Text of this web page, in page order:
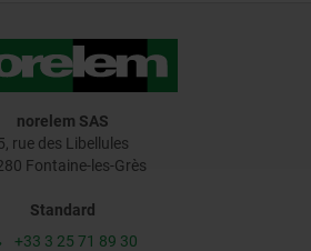
norelem SAS
rue des Libellules
Fontaine-les-Grès
Standard
+33 3 25 71 89 30